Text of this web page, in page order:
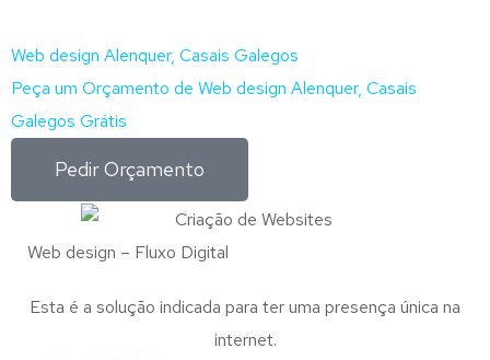
Web design Alenquer, Casais Galegos
Peça um Orçamento de Web design Alenquer, Casais
Galegos Grátis
Pedir Orçamento
Web design – Fluxo Digital
Esta é a solução indicada para ter uma presença única na
internet.